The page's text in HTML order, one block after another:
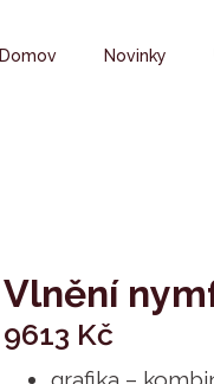
Domov Novinky
Vlnění
9613 Kč